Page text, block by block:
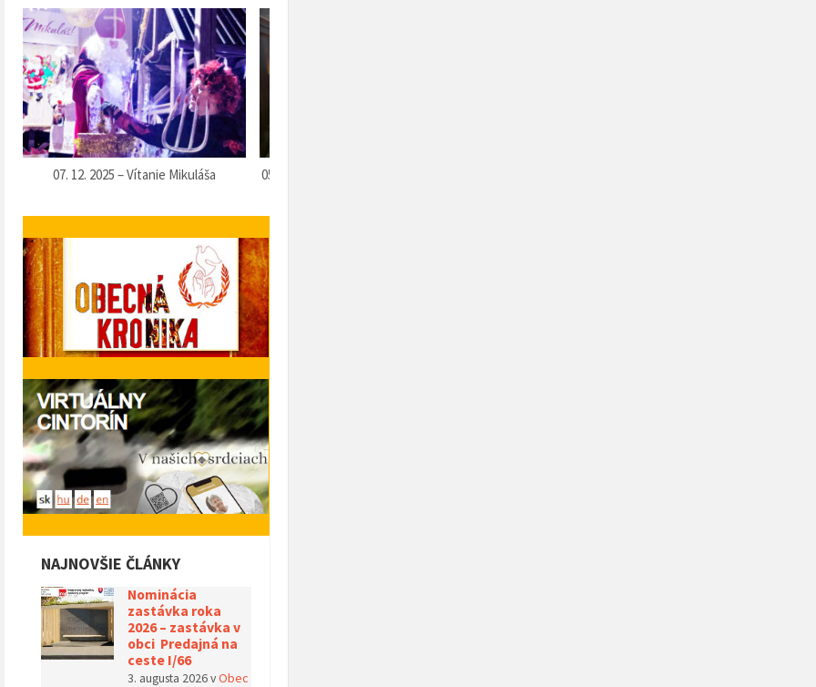
02. 12. 2025 – Posedenie seniorov pri
14. 11. 2025 – Seniori v Kolkárničke pri
NAJNOVŠIE ČLÁNKY
Nominácia
zastávka roka
2026 – zastávka v
obci Predajná na
ceste I/66
3. augusta 2026vObec